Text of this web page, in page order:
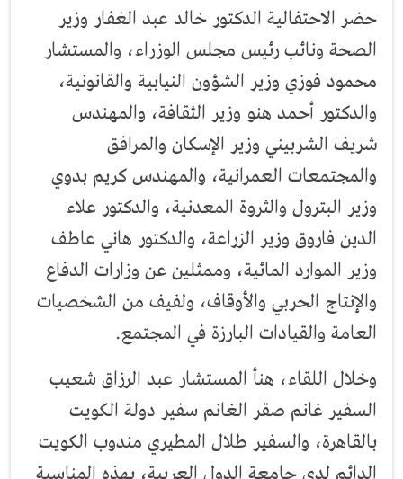
حضر الاحتفالية الدكتور خالد عبد الغفار وزير
الصحة ونائب رئيس مجلس الوزراء، والمستشار
محمود فوزي وزير الشؤون النيابية والقانونية،
والدكتور أحمد هنو وزير الثقافة، والمهندس
شريف الشربيني وزير الإسكان والمرافق
والمجتمعات العمرانية، والمهندس كريم بدوي
وزير البترول والثروة المعدنية، والدكتور علاء
الدين فاروق وزير الزراعة، والدكتور هاني عاطف
وزير الموارد المائية، وممثلين عن وزارات الدفاع
والإنتاج الحربي والأوقاف، ولفيف من الشخصيات
العامة والقيادات البارزة في المجتمع.
وخلال اللقاء، هنأ المستشار عبد الرزاق شعيب
السفير غانم صقر الغانم سفير دولة الكويت
بالقاهرة، والسفير طلال المطيري مندوب الكويت